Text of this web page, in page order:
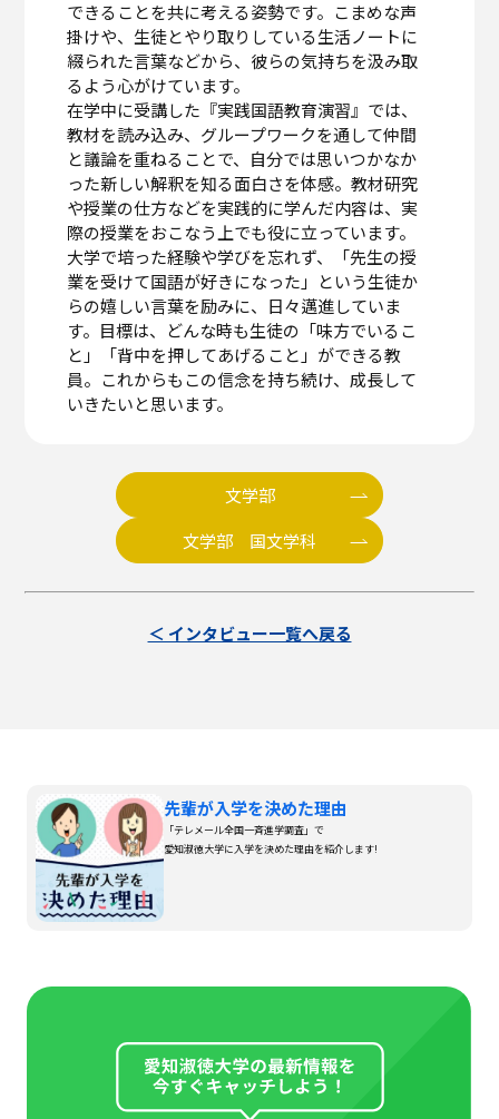
できることを共に考える姿勢です。こまめな声
掛けや、生徒とやり取りしている生活ノートに
綴られた言葉などから、彼らの気持ちを汲み取
るよう心がけています。
在学中に受講した『実践国語教育演習』では、
教材を読み込み、グループワークを通して仲間
と議論を重ねることで、自分では思いつかなか
った新しい解釈を知る面白さを体感。教材研究
や授業の仕方などを実践的に学んだ内容は、実
際の授業をおこなう上でも役に立っています。
大学で培った経験や学びを忘れず、「先生の授
業を受けて国語が好きになった」という生徒か
らの嬉しい言葉を励みに、日々邁進していま
す。目標は、どんな時も生徒の「味方でいるこ
と」「背中を押してあげること」ができる教
員。これからもこの信念を持ち続け、成長して
いきたいと思います。
文学部
文学部 国文学科
＜ インタビュー一覧へ戻る
先輩が入学を決めた理由
「テレメール全国一斉進学調査」で
愛知淑徳大学に入学を決めた理由を紹介します!